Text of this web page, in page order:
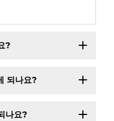
?
되나요?
나요?